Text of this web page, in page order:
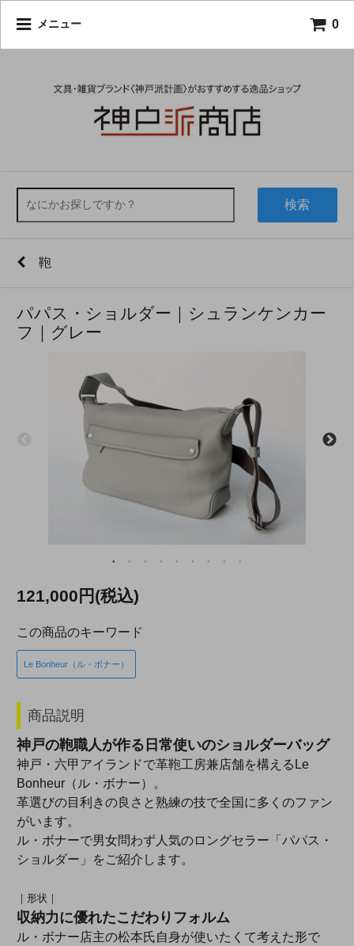
メニュー 0
検索
鞄
パパス・ショルダー｜シュランケンカー
フ｜グレー
121,000円(税込)
この商品のキーワード
Le Bonheur（ル・ボナー）
商品説明
神戸の鞄職人が作る日常使いのショルダーバッグ
神戸・六甲アイランドで革鞄工房兼店舗を構えるLe
Bonheur（ル・ボナー）。
革選びの目利きの良さと熟練の技で全国に多くのファン
がいます。
ル・ボナーで男女問わず人気のロングセラー「パパス・
ショルダー」をご紹介します。
｜形状｜
収納力に優れたこだわりフォルム
ル・ボナー店主の松本氏自身が使いたくて考えた形で